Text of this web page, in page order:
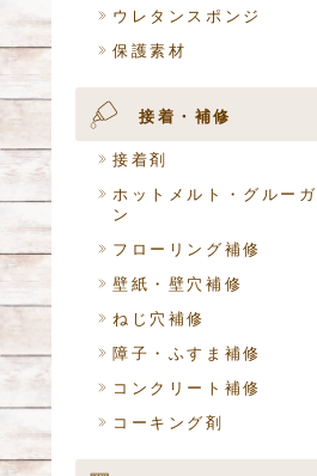
ウレタンスポンジ
保護素材
接着・補修
接着剤
ホットメルト・グルーガ
ン
フローリング補修
壁紙・壁穴補修
ねじ穴補修
障子・ふすま補修
コンクリート補修
コーキング剤